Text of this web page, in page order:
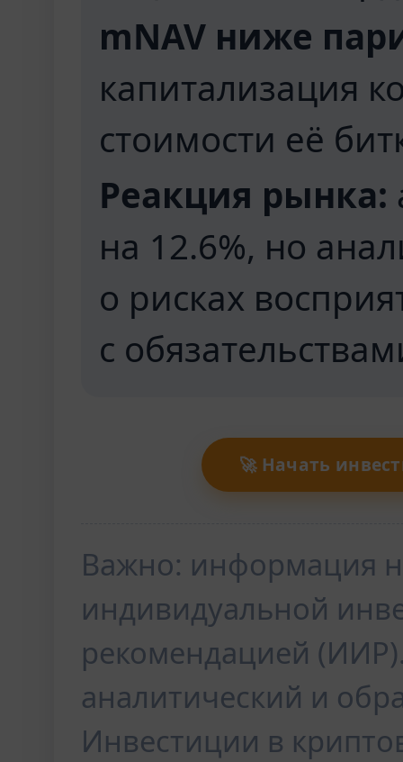
mNAV ниже
капитализация
стоимости её
Реакция рынка:
на 12.6%, но
о рисках
с
🚀 Начать
Важно: информация
индивидуальной
рекомендацией
аналитический и
Инвестиции в